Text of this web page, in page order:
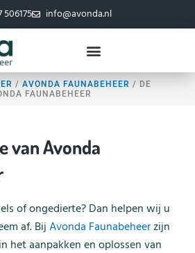
506175 info@avonda.nl
/ AVONDA FAUNABEHEER / DE
FAUNABEHEER
van Avonda
of ongedierte? Dan helpen wij u
af. BijAvonda Faunabeheerzijn
het aanpakken en oplossen van